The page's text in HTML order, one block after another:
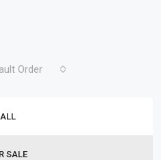
ALL
SALE
Order